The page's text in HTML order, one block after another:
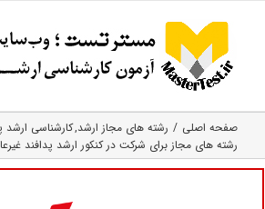
content
صفحه اصلی رشته های مجاز ارشد کارشناسی ارشد
رشته های مجاز برای شرکت در کنکور ارشد پدافند